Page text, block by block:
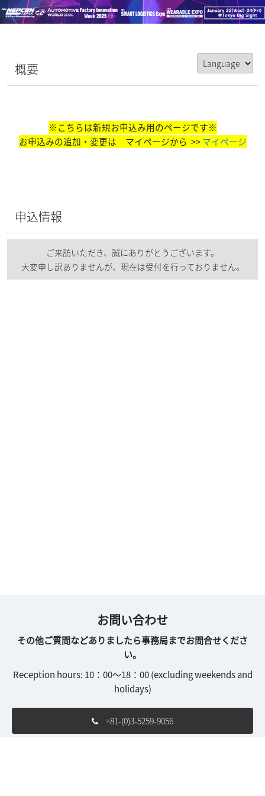
概要
※こちらは新規お申込み用のページです※
お申込みの追加・変更は マイページから >>マイページ
申込情報
ご来訪いただき、誠にありがとうございます。
大変申し訳ありませんが、現在は受付を行っておりません。
お問い合わせ
その他ご質問などありましたら事務局までお問合せくださ
い。
Reception hours: 10：00～18：00 (excluding weekends and
holidays)
+81-(0)3-5259-9056